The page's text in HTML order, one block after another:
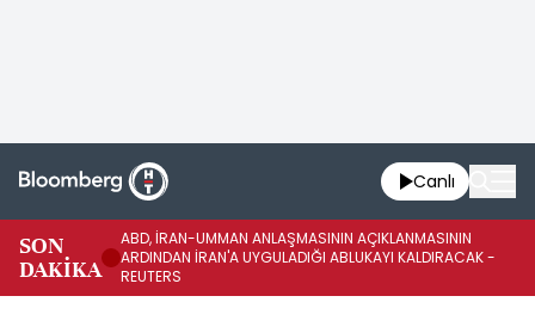
Canlı
SON
DAKİKA
ABD, İRAN-UMMAN ANLAŞMASININ AÇIKLANMASININ
ARDINDAN İRAN'A UYGULADIĞI ABLUKAYI KALDIRACAK -
REUTERS